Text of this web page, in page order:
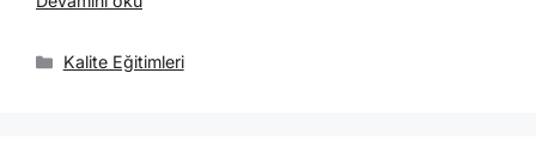
Kalite Eğitimleri